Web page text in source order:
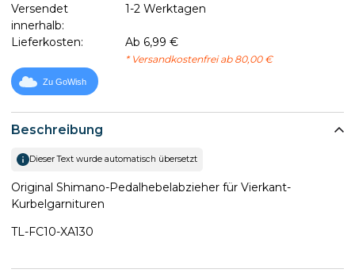
Beschreibung
Dieser Text wurde automatisch übersetzt
Original Shimano-Pedalhebelabzieher für Vierkant-
Kurbelgarnituren
TL-FC10-XA130
Versendet
innerhalb:
1-2 Werktagen
Lieferkosten: Ab 6,99 €
* Versandkostenfrei ab 80,00 €
Zu GoWish